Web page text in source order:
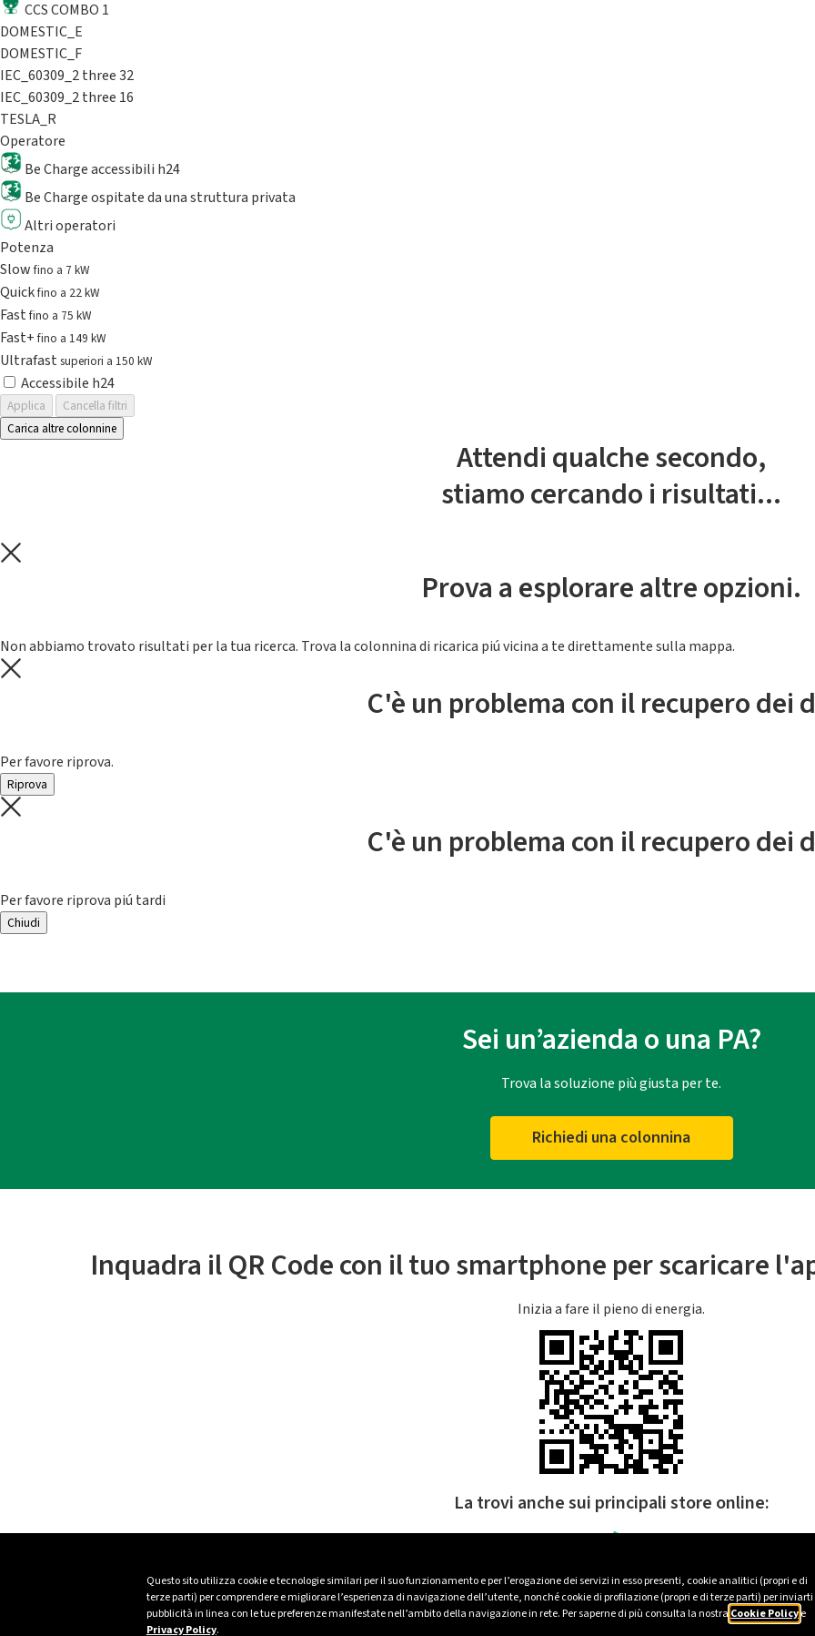
Questo sito utilizza cookie e tecnologie similari per il suo funzionamento e per l’erogazione dei servizi in esso presenti, cookie analitici (propri e di
terze parti) per comprendere e migliorare l’esperienza di navigazione dell’utente, nonché cookie di profilazione (propri e di terze parti) per inviarti
pubblicità in linea con le tue preferenze manifestate nell’ambito della navigazione in rete. Per saperne di più consulta la nostra Cookie Policye
Privacy Policy.
CCS COMBO 1
DOMESTIC_E
DOMESTIC_F
IEC_60309_2 three 32
IEC_60309_2 three 16
TESLA_R
Operatore
Be Charge accessibili h24
Be Charge ospitate da una struttura privata
Altri operatori
Potenza
Slowfino a 7 kW
Quickfino a 22 kW
Fastfino a 75 kW
Fast+fino a 149 kW
Ultrafast superiori a 150 kW
Accessibile h24
Applica
Cancella filtri
Carica altre colonnine
Attendi qualche secondo,
stiamo cercando i risultati...
Prova a esplorare altre opzioni.
Non abbiamo trovato risultati per la tua ricerca. Trova la colonnina di ricarica piú vicina a te direttamente sulla mappa.
C'è un problema con il recupero dei
Per favore riprova.
Riprova
C'è un problema con il recupero dei
Per favore riprova piú tardi
Chiudi
Sei un’azienda o una PA?
Trova la soluzione più giusta per te.
Richiedi una colonnina
Inquadra il QR Code con il tuo smartphone per scaricare
Inizia a fare il pieno di energia.
La trovi anche sui principali store online: